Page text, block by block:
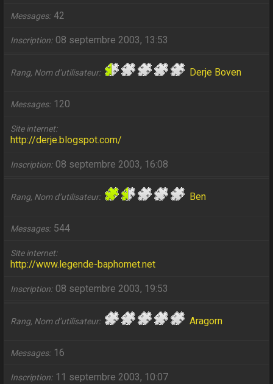
Messages 42
Inscription 08 septembre 2003, 13:53
Rang, Nom d’utilisateur Derje Boven
Messages 120
Site internet
http://derje.blogspot.com/
Inscription 08 septembre 2003, 16:08
Rang, Nom d’utilisateur Ben
Messages 544
Site internet
http://www.legende-baphomet.net
Inscription 08 septembre 2003, 19:53
Rang, Nom d’utilisateur Aragorn
Messages 16
Inscription 11 septembre 2003, 10:07